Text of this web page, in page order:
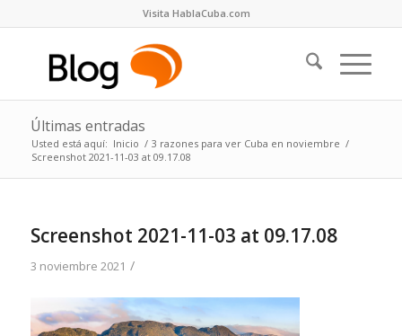
Visita HablaCuba.com
Últimas entradas
Usted está aquí: Inicio / 3 razones para ver Cuba en noviembre /
Screenshot 2021-11-03 at 09.17.08
Screenshot 2021-11-03 at 09.17.08
3 noviembre 2021 /